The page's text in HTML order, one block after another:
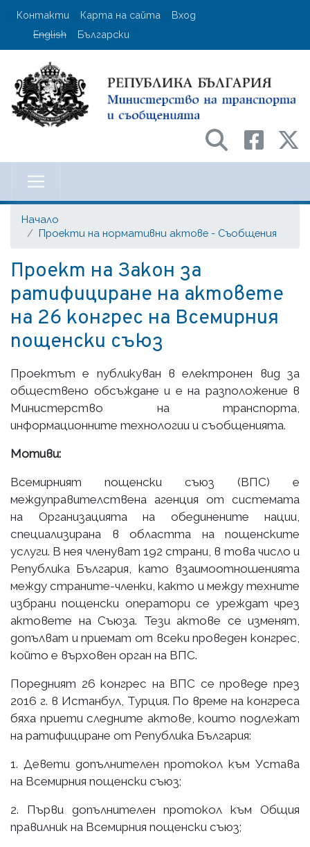
Премини
User account menu
Контакти Карта на сайта
Вход
English
Български
на транспорта
Начало
Проекти на нормативни актове - Съобщения
Проект на Закон за
ратифициране на актовете
на 26 конгрес на Всемирния
пощенски съюз
Проектът е публикуван в електронен вид за
обществено обсъждане и е на разположение в
Министерство на транспорта,
информационните технологии и съобщенията.
Мотиви:
Всемирният пощенски съюз (ВПС) е
междуправителствена агенция от системата
на Организацията на обединените нации,
специализирана в областта на пощенските
услуги. В нея членуват 192 страни, в това число и
Република България, като взаимоотношенията
между страните-членки, както и между техните
избрани пощенски оператори се уреждат чрез
актовете на Съюза. Тези актове се изменят,
допълват и приемат от всеки проведен конгрес,
който е върховен орган на ВПС.
Поредният 26 конгрес на ВПС се проведе през
2016 г. в Истанбул, Турция. По време на конгреса
бяха приети следните актове, които подлежат
на ратифициране от Република България:
1. Девети допълнителен протокол към Устава
на Всемирния пощенски съюз;
2. Първи допълнителен протокол към Общия
правилник на Всемирния пощенски съюз;